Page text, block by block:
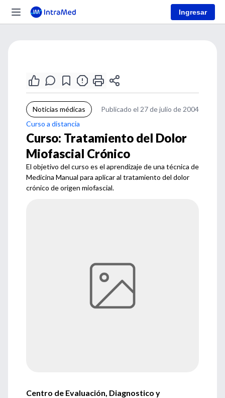
Ingresar
Noticias médicas
Publicado el 27 de julio de 2004
Curso a distancia
Curso: Tratamiento del Dolor
Miofascial Crónico
El objetivo del curso es el aprendizaje de una técnica de
Medicina Manual para aplicar al tratamiento del dolor
crónico de origen miofascial.
Centro de Evaluación, Diagnostico y